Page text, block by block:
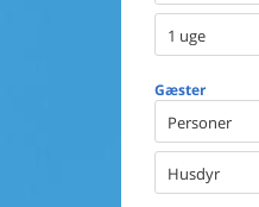
1 uge
Gæster
Personer
Husdyr